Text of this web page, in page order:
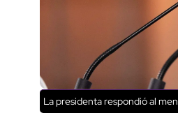
La presidenta respondió al